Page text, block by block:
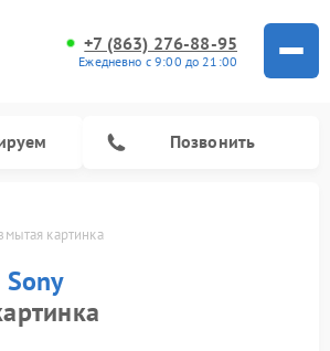
+7 (863) 276-88-95
Ежедневно с 9:00 до 21:00
Позвонить
картинка
Sony